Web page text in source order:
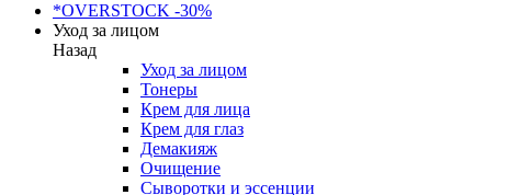
*OVERSTOCK -30%
Уход за лицом
Назад
Уход за лицом
Тонеры
Крем для лица
Крем для глаз
Демакияж
Очищение
Сыворотки и эссенции